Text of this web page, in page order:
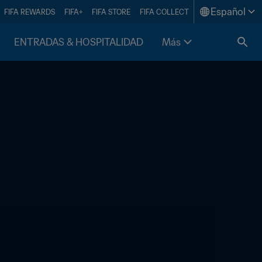
FIFA REWARDS FIFA+ FIFA STORE FIFA COLLECT Español
ENTRADAS & HOSPITALIDAD Más